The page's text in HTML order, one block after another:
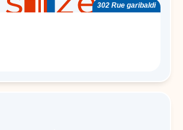
302 Rue garibaldi